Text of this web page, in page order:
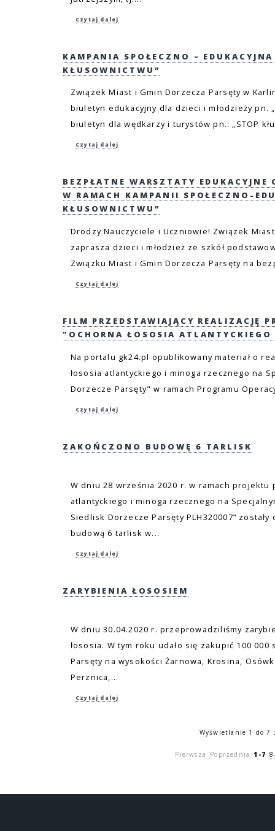
Czytaj dalej
KAMPANIA SPOŁECZNO –
KŁUSOWNICTWU”
Związek Miast i Gmin Dorzecza Parsęty w
biuletyn edukacyjny dla dzieci i młodzieży pn.
biuletyn dla wędkarzy i turystów pn.: „STOP
Czytaj dalej
BEZPŁATNE WARSZTATY EDUKACYJNE
W RAMACH KAMPANII SPOŁECZNO-
KŁUSOWNICTWU”
Drodzy Nauczyciele i Uczniowie! Związek
zaprasza dzieci i młodzież ze szkół
Związku Miast i Gmin Dorzecza Parsęty na
Czytaj dalej
FILM PRZEDSTAWIAJĄCY REALIZACJĘ
"OCHORNA ŁOSOSIA
Na portalu gk24.pl opublikowany materiał o
łososia atlantyckiego i minoga rzecznego na
Dorzecze Parsęty" w ramach Programu
Czytaj dalej
ZAKOŃCZONO BUDOWĘ 6 TARLISK
W dniu 28 września 2020 r. w ramach projektu
atlantyckiego i minoga rzecznego na
Siedlisk Dorzecze Parsęty PLH320007”
budową 6 tarlisk w...
Czytaj dalej
ZARYBIENIA ŁOSOSIEM
W dniu 30.04.2020 r. przeprowadziliśmy
łososia. W tym roku udało się zakupić 100
Parsęty na wysokości Żarnowa, Krosina,
Perznica,...
Czytaj dalej
Wyświetlanie 1 do 7
Pierwsza Poprzednia 1-7